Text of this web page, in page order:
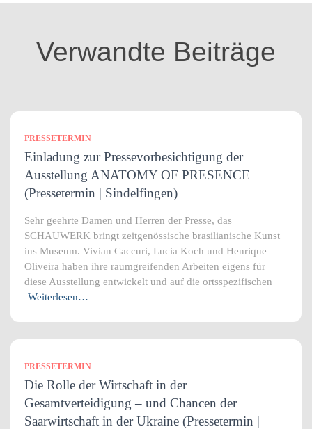
o
Verwandte Beiträge
PRESSETERMIN
Einladung zur Pressevorbesichtigung der
Ausstellung ANATOMY OF PRESENCE
(Pressetermin | Sindelfingen)
Sehr geehrte Damen und Herren der Presse, das
SCHAUWERK bringt zeitgenössische brasilianische Kunst
ins Museum. Vivian Caccuri, Lucia Koch und Henrique
Oliveira haben ihre raumgreifenden Arbeiten eigens für
diese Ausstellung entwickelt und auf die ortsspezifischen
Weiterlesen…
PRESSETERMIN
Die Rolle der Wirtschaft in der
Gesamtverteidigung – und Chancen der
Saarwirtschaft in der Ukraine (Pressetermin |